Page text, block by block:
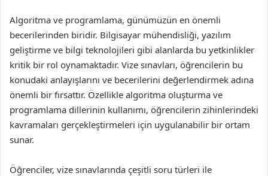
Algoritma ve programlama, günümüzün en önemli
becerilerinden biridir. Bilgisayar mühendisliği, yazılım
geliştirme ve bilgi teknolojileri gibi alanlarda bu yetkinlikler
kritik bir rol oynamaktadır. Vize sınavları, öğrencilerin bu
konudaki anlayışlarını ve becerilerini değerlendirmek adına
önemli bir fırsattır. Özellikle algoritma oluşturma ve
programlama dillerinin kullanımı, öğrencilerin zihinlerindeki
kavramaları gerçekleştirmeleri için uygulanabilir bir ortam
sunar.
Öğrenciler, vize sınavlarında çeşitli soru türleri ile